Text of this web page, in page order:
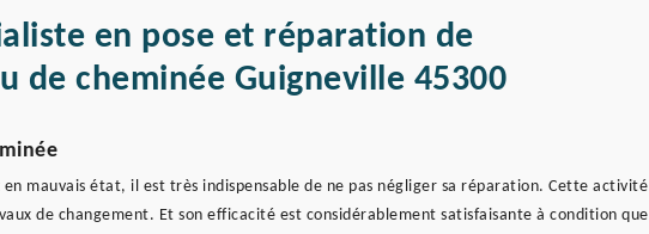
en pose et réparation de
de cheminée Guigneville 45300
en mauvais état, il est très indispensable de ne pas négliger sa réparation. Cette activité
de changement. Et son efficacité est considérablement satisfaisante à condition que